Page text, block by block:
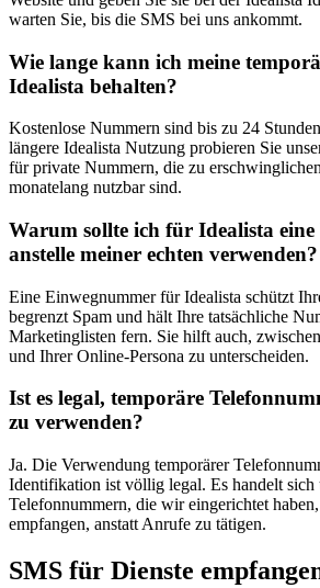
warten Sie, bis die SMS bei uns ankommt.
Wie lange kann ich meine
Idealista behalten?
Kostenlose Nummern sind bis zu 24
längere Idealista Nutzung probieren Sie
für private Nummern, die zu
monatelang nutzbar sind.
Warum sollte ich für Idealista
anstelle meiner echten verwenden?
Eine Einwegnummer für Idealista schützt
begrenzt Spam und hält Ihre tatsächliche
Marketinglisten fern. Sie hilft auch,
und Ihrer Online-Persona zu unterscheiden.
Ist es legal, temporäre
zu verwenden?
Ja. Die Verwendung temporärer
Identifikation ist völlig legal. Es handelt sich
Telefonnummern, die wir eingerichtet
empfangen, anstatt Anrufe zu tätigen.
SMS für Dienste